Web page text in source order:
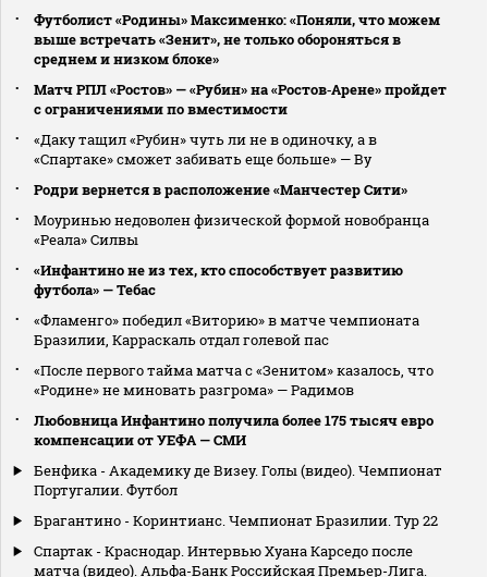
Футболист «Родины» Максименко: «Поняли, что можем
выше встречать «Зенит», не только обороняться в
среднем и низком блоке»
Матч РПЛ «Ростов» — «Рубин» на «Ростов‑Арене» пройдет
с ограничениями по вместимости
«Даку тащил «Рубин» чуть ли не в одиночку, а в
«Спартаке» сможет забивать еще больше» — Ву
Родри вернется в расположение «Манчестер Сити»
Моуринью недоволен физической формой новобранца
«Реала» Силвы
«Инфантино не из тех, кто способствует развитию
футбола» — Тебас
«Фламенго» победил «Виторию» в матче чемпионата
Бразилии, Карраскаль отдал голевой пас
«После первого тайма матча с «Зенитом» казалось, что
«Родине» не миновать разгрома» — Радимов
Любовница Инфантино получила более 175 тысяч евро
компенсации от УЕФА — СМИ
Бенфика - Академику де Визеу. Голы (видео). Чемпионат
Португалии. Футбол
Брагантино - Коринтианс. Чемпионат Бразилии. Тур 22
Спартак - Краснодар. Интервью Хуана Карседо после
матча (видео). Альфа-Банк Российская Премьер-Лига.